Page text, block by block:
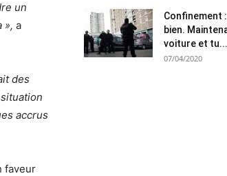
un
», a
des
accrus
faveur
Confinement
bien.
voiture et tu...
07/04/2020